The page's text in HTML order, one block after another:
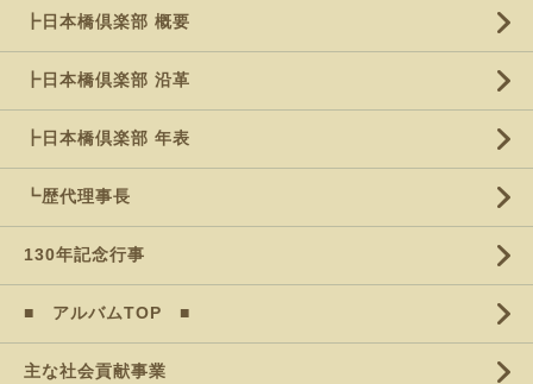
┣日本橋倶楽部 概要
┣日本橋倶楽部 沿革
┣日本橋倶楽部 年表
┗歴代理事長
130年記念行事
■ アルバムTOP ■
主な社会貢献事業